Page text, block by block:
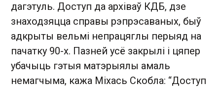
дагэтуль. Доступ да архіваў КДБ, дзе
знаходзяцца справы рэпрэсаваных, быў
адкрыты вельмі непрацяглы перыяд на
пачатку 90-х. Пазней усё закрылі і цяпер
убачыць гэтыя матэрыялы амаль
немагчыма, кажа Міхась Скобла: “Доступ